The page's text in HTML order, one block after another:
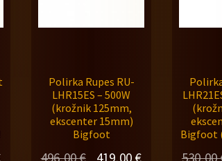
Trenutna
Polirka Rupes RU-
LHR15ES – 500W
(krožnik 125mm,
ekscenter 15mm)
Bigfoot
496,00€
Izvirna
419,00 €Trenutna
Bigfoot
530,00